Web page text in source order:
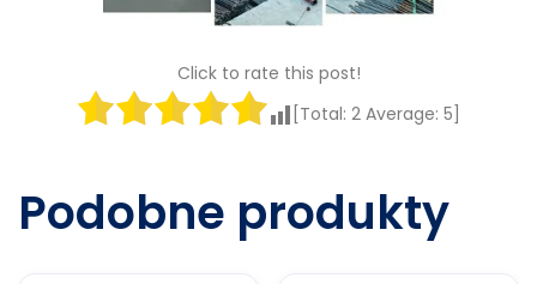
Click to rate this post!
[Total: 2 Average: 5]
Podobne produkty